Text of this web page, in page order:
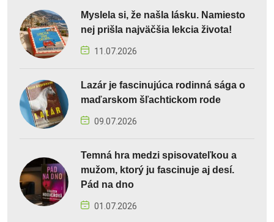
Myslela si, že našla lásku. Namiesto
nej prišla najväčšia lekcia života!
11.07.2026
Lazár je fascinujúca rodinná sága o
maďarskom šľachtickom rode
09.07.2026
Temná hra medzi spisovateľkou a
mužom, ktorý ju fascinuje aj desí.
Pád na dno
01.07.2026